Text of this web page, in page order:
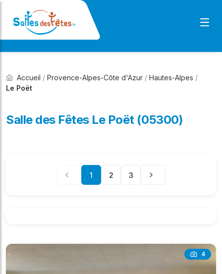
Accueil / Provence-Alpes-Côte d'Azur / Hautes-Alpes /
Le Poët
Salle des Fêtes Le Poët (05300)
1 2 3
4